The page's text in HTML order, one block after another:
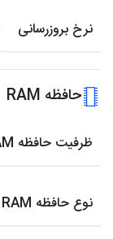
نرخ بروزرسانی
حافظه RAM
ظرفیت حافظه RAM
نوع حافظه RAM